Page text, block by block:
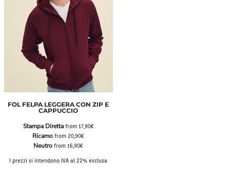
FOL FELPA LEGGERA CON ZIP E
CAPPUCCIO
Stampa Direttafrom 17,90€
Ricamo from 20,90€
Neutro from16,90€
I prezzi si intendono IVA al 22% esclusa